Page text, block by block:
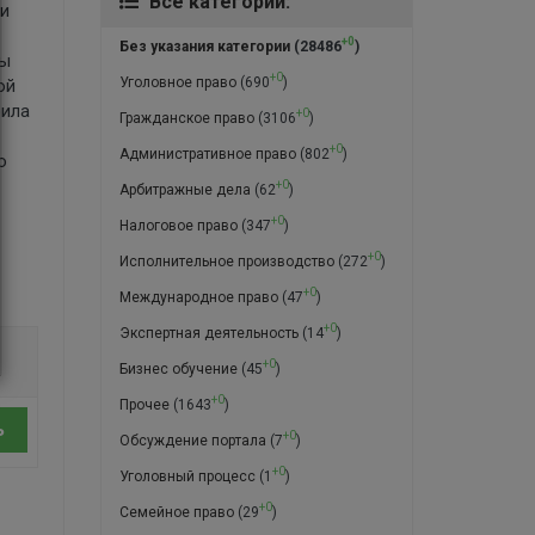
Без указания категории(28486+0)
Уголовное право(690+0)
Гражданское право(3106+0)
Административное право(802+0)
Арбитражные дела (62+0)
Налоговое право(347+0)
Исполнительное производство(272+0)
Международное право(47+0)
Экспертная деятельность(14+0)
Бизнес обучение(45+0)
Прочее(1643+0)
Обсуждение портала (7+0)
Уголовный процесс (1 +0)
Семейное право(29+0)